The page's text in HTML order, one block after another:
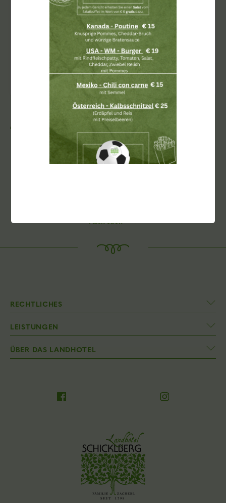
Datenschutzbestimmungen gelesen und bin damit
ABONNIEREN
AUSZEICHNUNGEN
Nach oben
RECHTLICHES
LEISTUNGEN
ÜBER DAS LANDHOTEL